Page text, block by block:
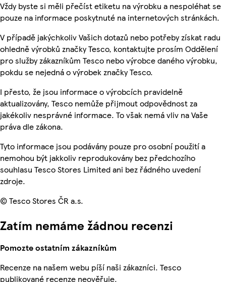
Vždy byste si měli přečíst etiketu na výrobku a nespoléhat se
pouze na informace poskytnuté na internetových stránkách.
V případě jakýchkoliv Vašich dotazů nebo potřeby získat radu
ohledně výrobků značky Tesco, kontaktujte prosím Oddělení
pro služby zákazníkům Tesco nebo výrobce daného výrobku,
pokdu se nejedná o výrobek značky Tesco.
I přesto, že jsou informace o výrobcích pravidelně
aktualizovány, Tesco nemůže přijmout odpovědnost za
jakékoliv nesprávné informace. To však nemá vliv na Vaše
práva dle zákona.
Tyto informace jsou podávány pouze pro osobní použití a
nemohou být jakkoliv reprodukovány bez předchozího
souhlasu Tesco Stores Limited ani bez řádného uvedení
zdroje.
© Tesco Stores ČR a.s.
Zatím nemáme žádnou recenzi
Pomozte ostatním zákazníkům
Recenze na našem webu píší naši zákazníci. Tesco
publikované recenze neověřuje.